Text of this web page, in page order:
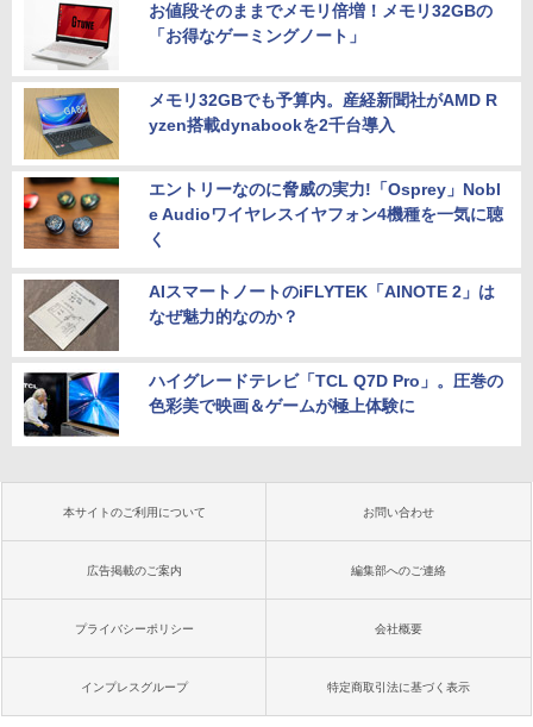
お値段そのままでメモリ倍増！メモリ32GBの
「お得なゲーミングノート」
メモリ32GBでも予算内。産経新聞社がAMD R
yzen搭載dynabookを2千台導入
エントリーなのに脅威の実力!「Osprey」Nobl
e Audioワイヤレスイヤフォン4機種を一気に聴
く
AIスマートノートのiFLYTEK「AINOTE 2」は
なぜ魅力的なのか？
ハイグレードテレビ「TCL Q7D Pro」。圧巻の
色彩美で映画＆ゲームが極上体験に
本サイトのご利用について お問い合わせ
広告掲載のご案内 編集部へのご連絡
プライバシーポリシー 会社概要
インプレスグループ 特定商取引法に基づく表示